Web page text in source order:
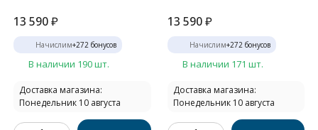
13 590₽
Начислим+272 бонусов
В наличии 190 шт.
Доставка магазина:
Понедельник 10 августа
13 590 ₽
Начислим+272бонусов
В наличии 171 шт.
Доставка магазина:
Понедельник 10 августа